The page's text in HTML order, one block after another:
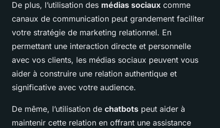
De plus, l’utilisation des médias sociaux comme
canaux de communication peut grandement faciliter
votre stratégie de marketing relationnel. En
permettant une interaction directe et personnelle
avec vos clients, les médias sociaux peuvent vous
aider à construire une relation authentique et
significative avec votre audience.
De même, l’utilisation de chatbots peut aider à
maintenir cette relation en offrant une assistance